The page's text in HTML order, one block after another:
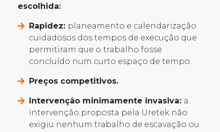
escolhida:
Rapidez: planeamento e calendarização
cuidadosos dos tempos de execução que
permitiram que o trabalho fosse
concluído num curto espaço de tempo.
Preços competitivos.
Intervenção minimamente invasiva: a
intervenção proposta pela Uretek não
exigiu nenhum trabalho de escavação ou